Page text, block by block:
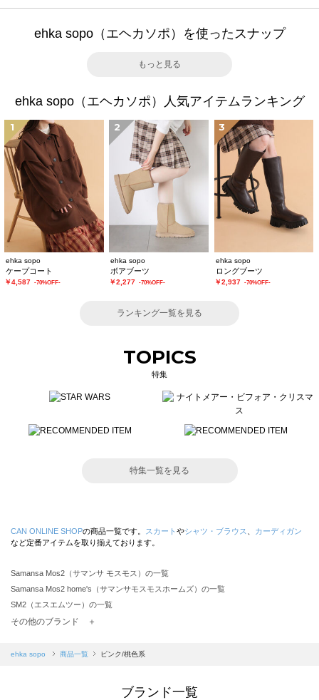
ehka sopo（エヘカソポ）を使ったスナップ
もっと見る
ehka sopo（エヘカソポ）人気アイテムランキング
1
ehka sopo
ケープコート
￥4,587 -70%OFF-
2
ehka sopo
ボアブーツ
￥2,277 -70%OFF-
3
ehka sopo
ロングブーツ
￥2,937 -70%OFF-
ランキング一覧を見る
TOPICS
特集
特集一覧を見る
CAN ONLINE SHOPの商品一覧です。 スカート やシャツ・ブラウス
カーディガン
など定番アイテムを取り揃えております。
Samansa Mos2（サマンサ モスモス）の一覧
Samansa Mos2 home's（サマンサモスモスホームズ）の一覧
SM2（エスエムツー）の一覧
TSUHARU by Samansa Mos2（ツハルバイサマンサモスモス）の一覧
Samansa Mos2 blue（サマンサモスモス ブルー）の一覧
その他のブランド ＋
ehka sopo 商品一覧 ピンク/桃色系
ブランド一覧